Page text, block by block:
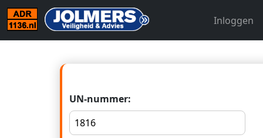
Inloggen
UN-nummer: